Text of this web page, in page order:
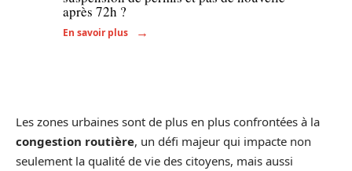
après 72h ?
En savoir plus
Les zones urbaines sont de plus en plus confrontées à la
congestion routière, un défi majeur qui impacte non
seulement la qualité de vie des citoyens, mais aussi